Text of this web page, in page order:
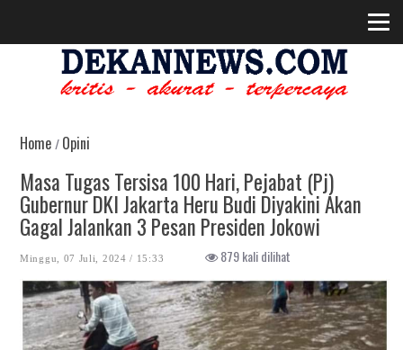
Home/Opini
Masa Tugas Tersisa 100 Hari, Pejabat (Pj)
Gubernur DKI Jakarta Heru Budi Diyakini Akan
Gagal Jalankan 3 Pesan Presiden Jokowi
Minggu, 07 Juli, 2024 / 15:33 879 kali dilihat